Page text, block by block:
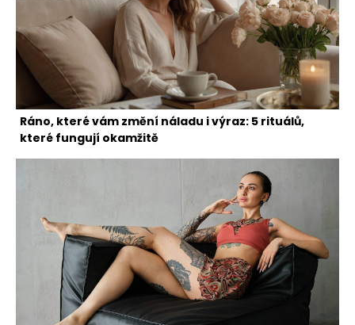
Ráno, které vám změní náladu i výraz: 5 rituálů,
které fungují okamžitě